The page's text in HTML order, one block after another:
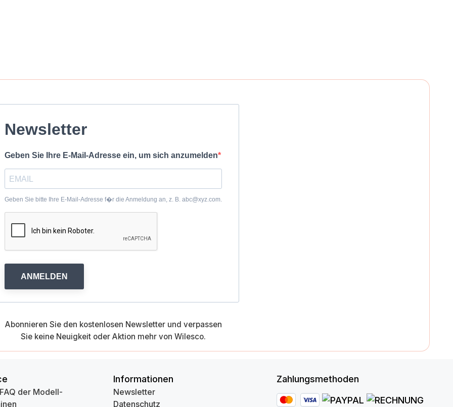
Newsletter
Geben Sie Ihre E-Mail-Adresse ein, um sich anzumelden
Geben Sie bitte Ihre E-Mail-Adresse f�r die Anmeldung an, z. B. abc@xyz.com.
ANMELDEN
Abonnieren Sie den kostenlosen Newsletter und verpassen
Sie keine Neuigkeit oder Aktion mehr von Wilesco.
der Modell-
Informationen
Newsletter
Datenschutz
Zahlungsmethoden